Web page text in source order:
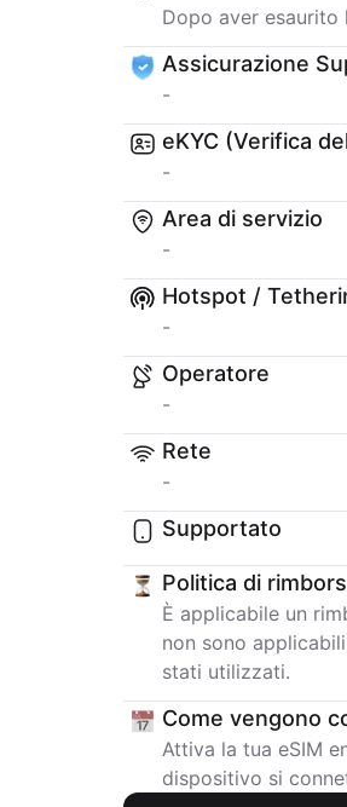
Dopo aver
Assicurazione
-
eKYC (Verifica
-
Area di servizio
-
Hotspot /
-
Operatore
-
Rete
-
Supportato
Politica di
È applicabile un
non sono
stati utilizzati.
Come vengono
Attiva la tua eSIM
dispositivo si